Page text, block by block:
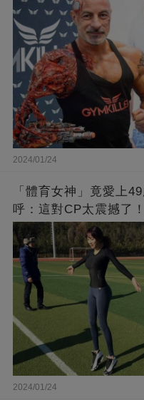
2024/01/24
「體育女神」竟愛上
呼：這對CP太震撼了！
2024/01/24